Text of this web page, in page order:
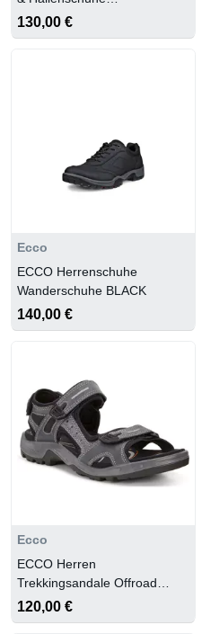
TARMAC/TARMAC
130,00 €
Ecco
ECCO Herrenschuhe
Wanderschuhe BLACK
140,00 €
Ecco
ECCO Herren
Trekkingsandale Offroad
Yucatan
120,00 €